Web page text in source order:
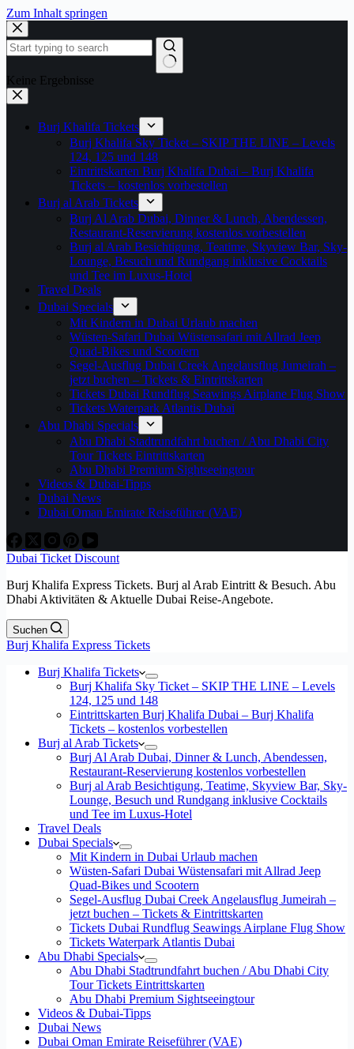
Zum Inhalt springen
Keine Ergebnisse
Burj Khalifa Tickets
Burj Khalifa Sky Ticket – SKIP THE LINE – Levels
124, 125 und 148
Eintrittskarten Burj Khalifa Dubai – Burj Khalifa
Tickets – kostenlos vorbestellen
Burj al Arab Tickets
Burj Al Arab Dubai, Dinner & Lunch, Abendessen,
Restaurant-Reservierung kostenlos vorbestellen
Burj al Arab Besichtigung, Teatime, Skyview Bar, Sky-
Lounge, Besuch und Rundgang inklusive Cocktails
und Tee im Luxus-Hotel
Travel Deals
Dubai Specials
Mit Kindern in Dubai Urlaub machen
Wüsten-Safari Dubai Wüstensafari mit Allrad Jeep
Quad-Bikes und Scootern
Segel-Ausflug Dubai Creek Angelausflug Jumeirah –
jetzt buchen – Tickets & Eintrittskarten
Tickets Dubai Rundflug Seawings Airplane Flug Show
Tickets Waterpark Atlantis Dubai
Abu Dhabi Specials
Abu Dhabi Stadtrundfahrt buchen / Abu Dhabi City
Tour Tickets Eintrittskarten
Abu Dhabi Premium Sightseeingtour
Videos & Dubai-Tipps
Dubai News
Dubai Oman Emirate Reiseführer (VAE)
Dubai Ticket Discount
Burj Khalifa Express Tickets. Burj al Arab Eintritt & Besuch. Abu
Dhabi Aktivitäten & Aktuelle Dubai Reise-Angebote.
Suchen
Burj Khalifa Express Tickets
Burj Khalifa Tickets
Burj Khalifa Sky Ticket – SKIP THE LINE – Levels
124, 125 und 148
Eintrittskarten Burj Khalifa Dubai – Burj Khalifa
Tickets – kostenlos vorbestellen
Burj al Arab Tickets
Burj Al Arab Dubai, Dinner & Lunch, Abendessen,
Restaurant-Reservierung kostenlos vorbestellen
Burj al Arab Besichtigung, Teatime, Skyview Bar, Sky-
Lounge, Besuch und Rundgang inklusive Cocktails
und Tee im Luxus-Hotel
Travel Deals
Dubai Specials
Mit Kindern in Dubai Urlaub machen
Wüsten-Safari Dubai Wüstensafari mit Allrad Jeep
Quad-Bikes und Scootern
Segel-Ausflug Dubai Creek Angelausflug Jumeirah –
jetzt buchen – Tickets & Eintrittskarten
Tickets Dubai Rundflug Seawings Airplane Flug Show
Tickets Waterpark Atlantis Dubai
Abu Dhabi Specials
Abu Dhabi Stadtrundfahrt buchen / Abu Dhabi City
Tour Tickets Eintrittskarten
Abu Dhabi Premium Sightseeingtour
Videos & Dubai-Tipps
Dubai News
Dubai Oman Emirate Reiseführer (VAE)